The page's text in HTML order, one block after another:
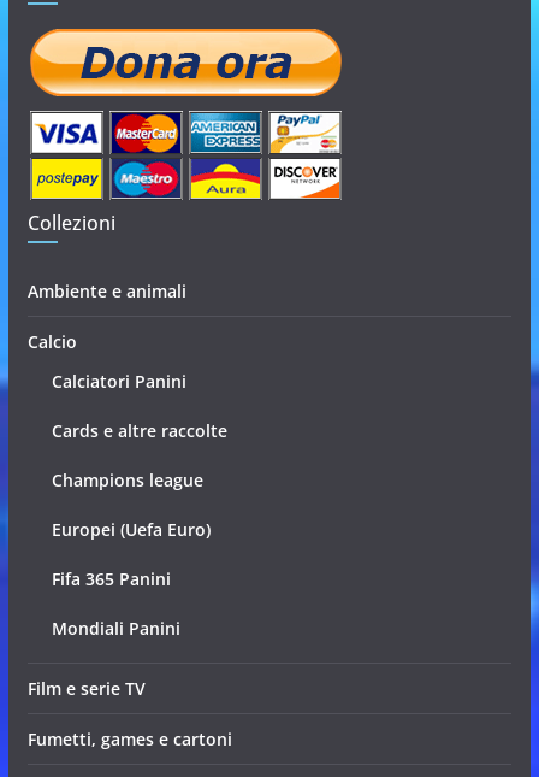
Collezioni
Ambiente e animali
Calcio
Calciatori Panini
Cards e altre raccolte
Champions league
Europei (Uefa Euro)
Fifa 365 Panini
Mondiali Panini
Film e serie TV
Fumetti, games e cartoni